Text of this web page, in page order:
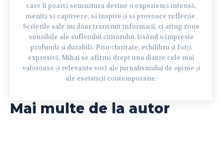
care îi poartă semnătura devine o experiență intensă,
menită să captiveze, să inspire și să provoace reflecție.
Scrierile sale nu doar transmit informații, ci ating zone
sensibile ale sufletului cititorului, lăsând o impresie
profundă și durabilă. Prin claritate, echilibru și forță
expresivă, Mihai se afirmă drept una dintre cele mai
valoroase și relevante voci ale jurnalismului de opinie și
ale eseisticii contemporane.
Mai multe de la autor